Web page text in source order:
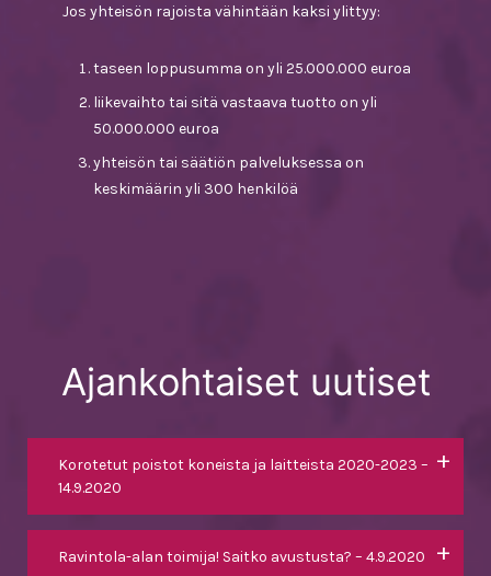
Jos yhteisön rajoista vähintään kaksi ylittyy:
taseen loppusumma on yli 25.000.000 euroa
liikevaihto tai sitä vastaava tuotto on yli
50.000.000 euroa
yhteisön tai säätiön palveluksessa on
keskimäärin yli 300 henkilöä
Ajankohtaiset uutiset
Korotetut poistot koneista ja laitteista 2020-2023 –
14.9.2020
Ravintola-alan toimija! Saitko avustusta? – 4.9.2020